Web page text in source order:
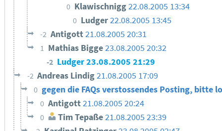
0 Klawischnigg22.08.2005 13:34
0 Ludger22.08.2005 13:45
-2 Antigott21.08.2005 20:31
1 Mathias Bigge23.08.2005 20:32
-2 Ludger23.08.2005 21:29
-2 Andreas Lindig21.08.2005 17:09
0 gegen die FAQs verstossendes Posting, bitte
0 Antigott21.08.2005 20:24
0 Tim Tepaße21.08.2005 23:39